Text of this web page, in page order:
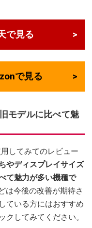
で見る
で見る
モデルに比べて魅
してみてのレビュー
やディスプレイサイズ
て魅力が多い機種で
は今後の改善が期待さ
ている方にはおすすめ
クしてみてください。